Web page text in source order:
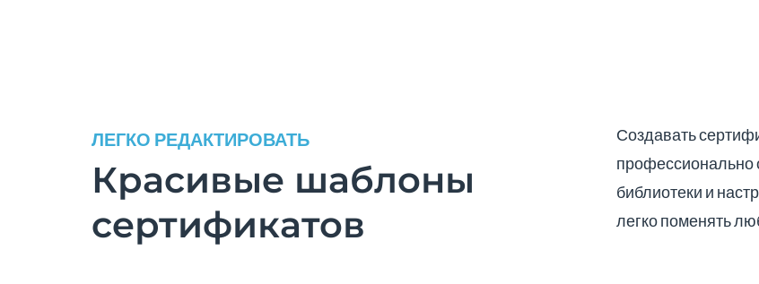
ЛЕГКО РЕДАКТИРОВАТЬ
Красивые шаблоны
сертификатов
Создавать
профессионально
библиотеки и
легко поменять